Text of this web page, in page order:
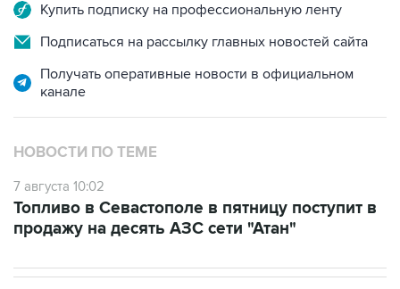
Купить подписку на профессиональную ленту
Подписаться на рассылку главных новостей сайта
Получать оперативные новости в официальном
канале
НОВОСТИ ПО ТЕМЕ
7 августа 10:02
Топливо в Севастополе в пятницу поступит в
продажу на десять АЗС сети "Атан"